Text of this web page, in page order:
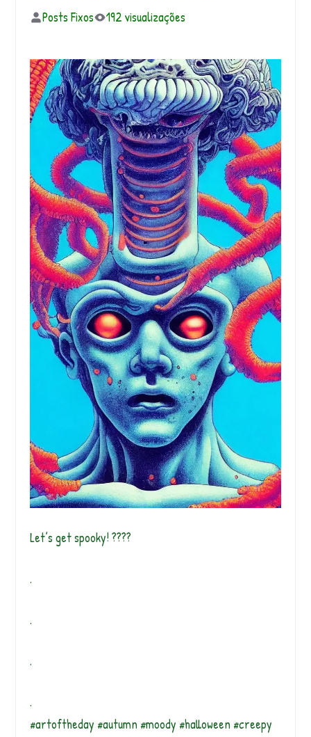
Posts Fixos 192 visualizações
Let’s get spooky! ????
.
.
.
.
#artoftheday #autumn #moody #halloween #creepy